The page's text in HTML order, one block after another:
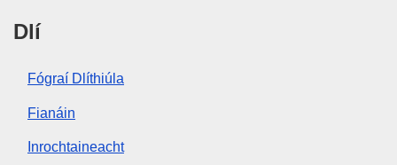
Dlí
Fógraí Dlíthiúla
Fianáin
Inrochtaineacht